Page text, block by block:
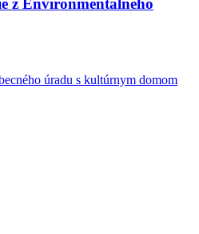
z Environmentálneho
úradu s kultúrnym domom